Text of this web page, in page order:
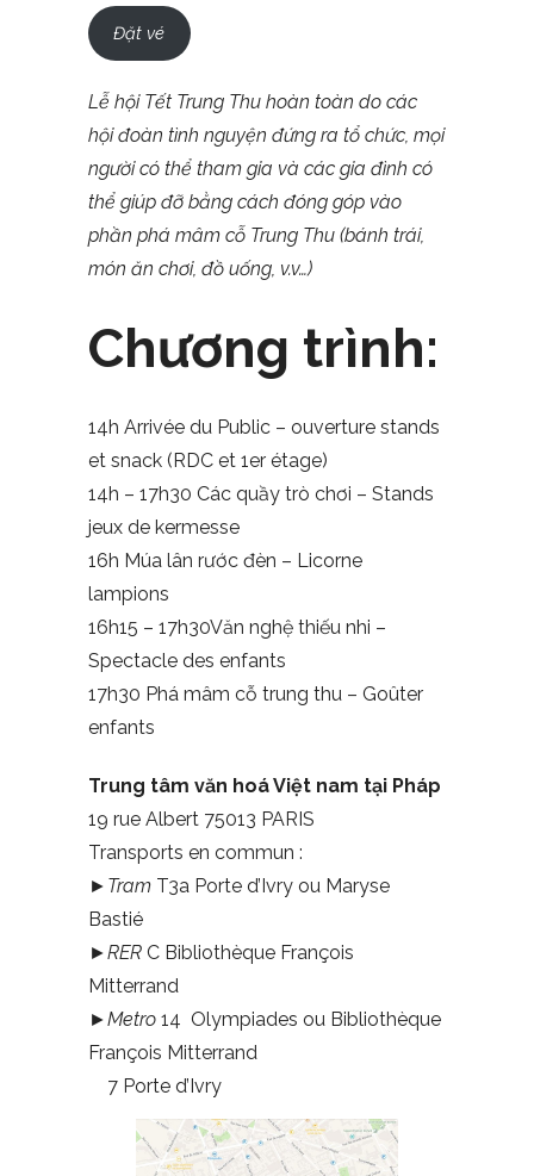
Đặt vé
Lễ hội Tết Trung Thu hoàn toàn do các
hội đoàn tình nguyện đứng ra tổ chức, mọi
người có thể tham gia và các gia đình có
thể giúp đỡ bằng cách đóng góp vào
phần phá mâm cỗ Trung Thu (bánh trái,
món ăn chơi, đồ uống, v.v…)
Chương trình:
14h Arrivée du Public – ouverture stands
et snack (RDC et 1er étage)
14h – 17h30 Các quầy trò chơi – Stands
jeux de kermesse
16h Múa lân rước đèn – Licorne
lampions
16h15 – 17h30Văn nghệ thiếu nhi –
Spectacle des enfants
17h30 Phá mâm cỗ trung thu – Goûter
enfants
Trung tâm văn hoá Việt nam tại Pháp
19 rue Albert 75013 PARIS
Transports en commun :
► Tram T3a Porte d’Ivry ou Maryse
Bastié
►RER C Bibliothèque François
Mitterrand
►Metro 14 Olympiades ou Bibliothèque
François Mitterrand
7 Porte d’Ivry